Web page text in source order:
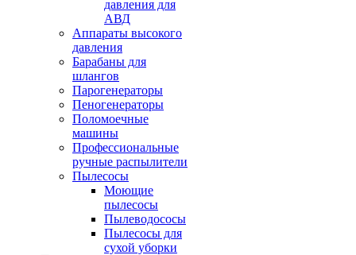
давления для
АВД
Аппараты высокого
давления
Барабаны для
шлангов
Парогенераторы
Пеногенераторы
Поломоечные
машины
Профессиональные
ручные распылители
Пылесосы
Моющие
пылесосы
Пылеводососы
Пылесосы для
сухой уборки